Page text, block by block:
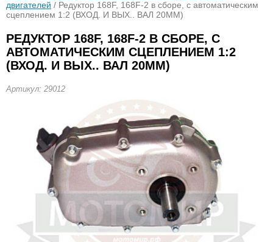
двигателей / Редуктор 168F, 168F-2 в сборе, с автоматическим
сцеплением 1:2 (ВХОД. И ВЫХ.. ВАЛ 20ММ)
РЕДУКТОР 168F, 168F-2 В СБОРЕ, С
АВТОМАТИЧЕСКИМ СЦЕПЛЕНИЕМ 1:2
(ВХОД. И ВЫХ.. ВАЛ 20ММ)
Артикул: 29012